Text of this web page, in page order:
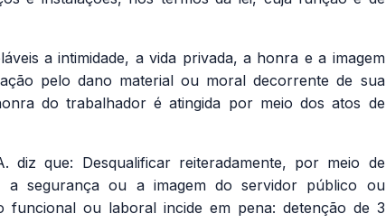
a intimidade, a vida privada, a honra e a imagem
pelo dano material ou moral decorrente de sua
do trabalhador é atingida por meio dos atos de
que: Desqualificar reiteradamente, por meio de
a segurança ou a imagem do servidor público ou
funcional ou laboral incide em pena: detenção de 3